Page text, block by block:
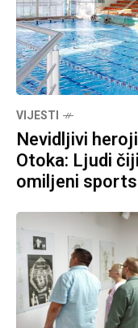
VIJESTI
Nevidljivi
Otoka: Ljudi
omiljeni